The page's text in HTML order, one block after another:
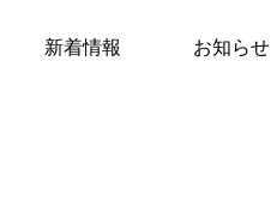
新着情報 お知らせ